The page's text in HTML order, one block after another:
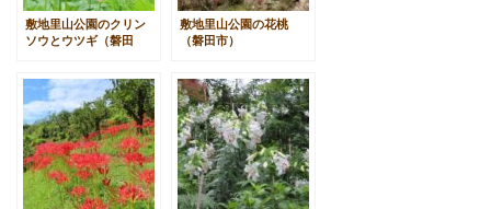
敷地里山公園のクリン
ソウとウツギ（磐田
敷地里山公園の花桃
（磐田市）